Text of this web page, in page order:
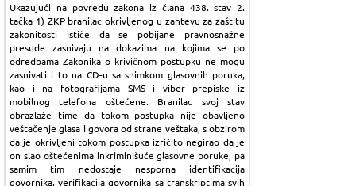
Ukazujući na povredu zakona iz člana 438. stav 2.
tačka 1) ZKP branilac okrivljenog u zahtevu za zaštitu
zakonitosti ističe da se pobijane pravnosnažne
presude zasnivaju na dokazima na kojima se po
odredbama Zakonika o krivičnom postupku ne mogu
zasnivati i to na CD-u sa snimkom glasovnih poruka,
kao i na fotografijama SMS i viber prepiske iz
mobilnog telefona oštećene. Branilac svoj stav
obrazlaže time da tokom postupka nije obavljeno
veštačenje glasa i govora od strane veštaka, s obzirom
da je okrivljeni tokom postupka izričito negirao da je
on slao oštećenima inkriminišuće glasovne poruke, pa
samim tim nedostaje nesporna identifikacija
govornika, verifikacija govornika sa transkriptima svih